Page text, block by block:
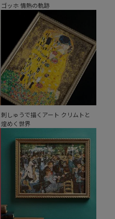
ゴッホ 情熱の軌跡
刺しゅうで描くアート クリムトと
煌めく世界